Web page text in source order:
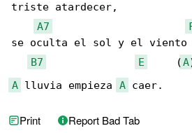
triste atardecer,
A7
se oculta el sol y el
B7
E
     (
A
A lluvia empieza A caer.
Print Report Bad Tab